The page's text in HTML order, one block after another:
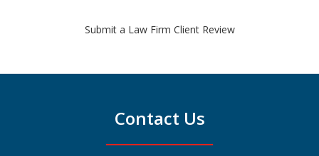
Submit a Law Firm Client Review
Contact Us